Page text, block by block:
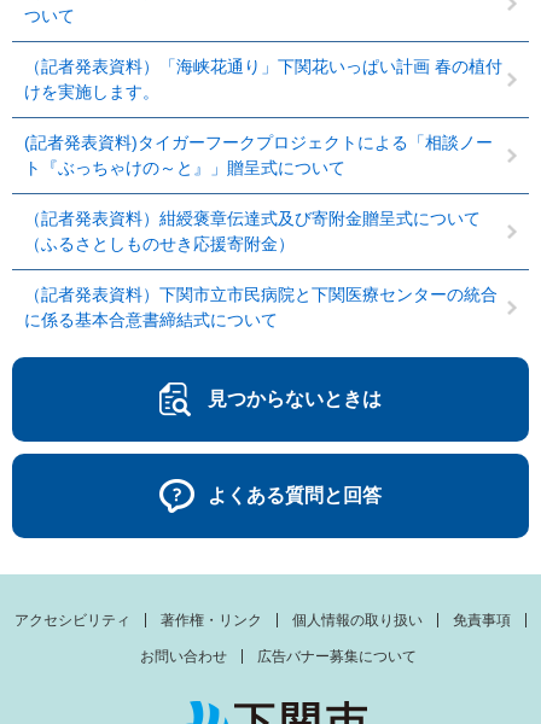
ついて
（記者発表資料）「海峡花通り」下関花いっぱい計画 春の植付
けを実施します。
(記者発表資料)タイガーフークプロジェクトによる「相談ノー
ト『ぶっちゃけの～と』」贈呈式について
（記者発表資料）紺綬褒章伝達式及び寄附金贈呈式について
（ふるさとしものせき応援寄附金）
（記者発表資料）下関市立市民病院と下関医療センターの統合
に係る基本合意書締結式について
見つからないときは
よくある質問と回答
アクセシビリティ 著作権・リンク 個人情報の取り扱い 免責事項
お問い合わせ 広告バナー募集について